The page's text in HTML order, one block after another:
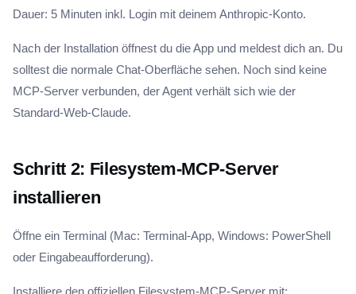
Dauer: 5 Minuten inkl. Login mit deinem Anthropic-Konto.
Nach der Installation öffnest du die App und meldest dich an. Du
solltest die normale Chat-Oberfläche sehen. Noch sind keine
MCP-Server verbunden, der Agent verhält sich wie der
Standard-Web-Claude.
Schritt 2: Filesystem-MCP-Server
installieren
Öffne ein Terminal (Mac: Terminal-App, Windows: PowerShell
oder Eingabeaufforderung).
Installiere den offiziellen Filesystem-MCP-Server mit: